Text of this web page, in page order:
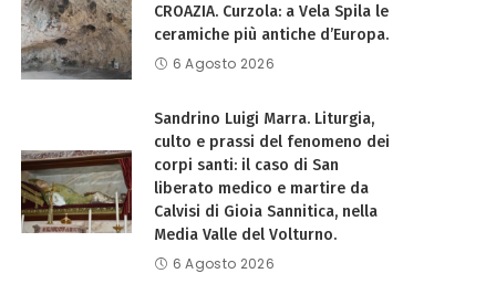
CROAZIA. Curzola: a Vela Spila le
ceramiche più antiche d’Europa.
6 Agosto 2026
Sandrino Luigi Marra. Liturgia,
culto e prassi del fenomeno dei
corpi santi: il caso di San
liberato medico e martire da
Calvisi di Gioia Sannitica, nella
Media Valle del Volturno.
6 Agosto 2026